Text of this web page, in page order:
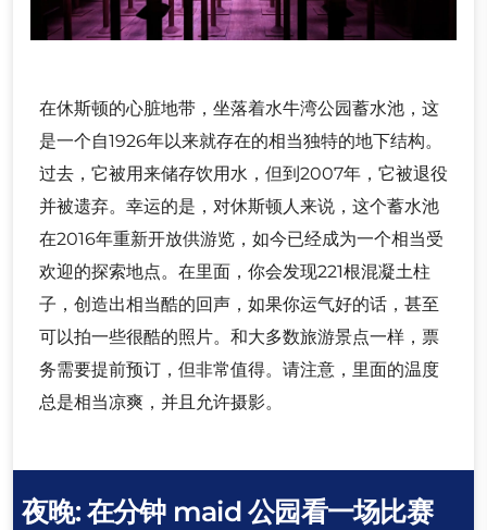
在休斯顿的心脏地带，坐落着水牛湾公园蓄水池，这
是一个自1926年以来就存在的相当独特的地下结构。
过去，它被用来储存饮用水，但到2007年，它被退役
并被遗弃。幸运的是，对休斯顿人来说，这个蓄水池
在2016年重新开放供游览，如今已经成为一个相当受
欢迎的探索地点。在里面，你会发现221根混凝土柱
子，创造出相当酷的回声，如果你运气好的话，甚至
可以拍一些很酷的照片。和大多数旅游景点一样，票
务需要提前预订，但非常值得。请注意，里面的温度
总是相当凉爽，并且允许摄影。
夜晚: 在分钟 maid 公园看一场比赛